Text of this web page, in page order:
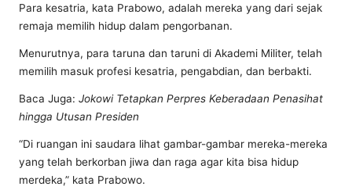
Para kesatria, kata Prabowo, adalah mereka yang dari sejak
remaja memilih hidup dalam pengorbanan.
Menurutnya, para taruna dan taruni di Akademi Militer, telah
memilih masuk profesi kesatria, pengabdian, dan berbakti.
Baca Juga: Jokowi Tetapkan Perpres Keberadaan Penasihat
hingga Utusan Presiden
“Di ruangan ini saudara lihat gambar-gambar mereka-mereka
yang telah berkorban jiwa dan raga agar kita bisa hidup
merdeka,” kata Prabowo.